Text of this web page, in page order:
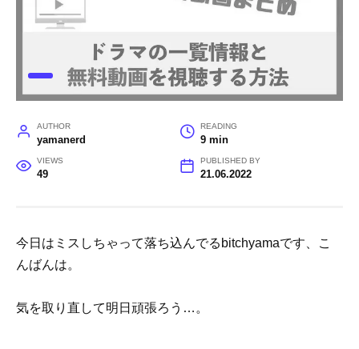
AUTHOR
yamanerd
READING
9 min
VIEWS
49
PUBLISHED BY
21.06.2022
今日はミスしちゃって落ち込んでるbitchyamaです、こ
んばんは。
気を取り直して明日頑張ろう…。